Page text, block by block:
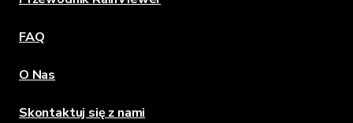
FAQ
O Nas
Skontaktuj się z nami